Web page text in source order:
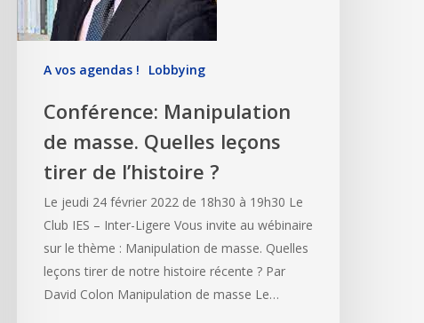
A vos agendas ! Lobbying
Conférence: Manipulation
de masse. Quelles leçons
tirer de l’histoire ?
Le jeudi 24 février 2022 de 18h30 à 19h30 Le
Club IES – Inter-Ligere Vous invite au wébinaire
sur le thème : Manipulation de masse. Quelles
leçons tirer de notre histoire récente ? Par
David Colon Manipulation de masse Le…